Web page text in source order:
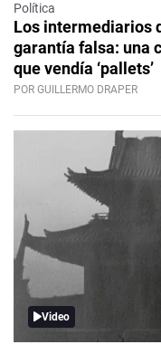
Política
Los intermediarios
garantía falsa: una
que vendía ‘pallets’
POR GUILLERMO DRAPER
Video